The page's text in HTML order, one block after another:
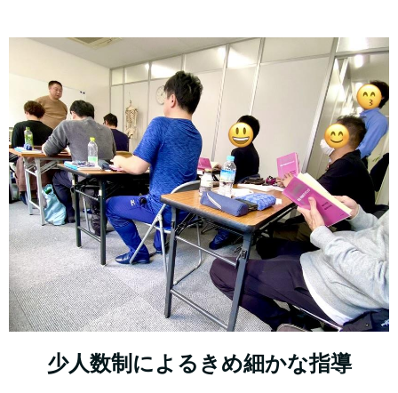
少人数制によるきめ細かな指導